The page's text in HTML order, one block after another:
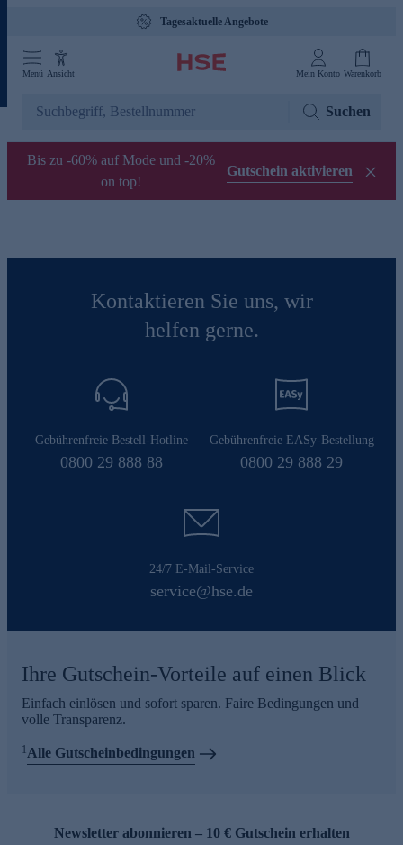
Tagesaktuelle Angebote
Menü Ansicht Mein Konto Warenkorb
Suchen
Bis zu -60% auf Mode und -20%
on top!
Gutschein aktivieren
Kontaktieren Sie uns, wir
helfen gerne.
Gebührenfreie Bestell-Hotline
0800 29 888 88
Gebührenfreie EASy-Bestellung
0800 29 888 29
24/7 E-Mail-Service
service@hse.de
Ihre Gutschein-Vorteile auf einen Blick
Einfach einlösen und sofort sparen. Faire Bedingungen und
volle Transparenz.
1Alle Gutscheinbedingungen
Newsletter abonnieren – 10 € Gutschein erhalten